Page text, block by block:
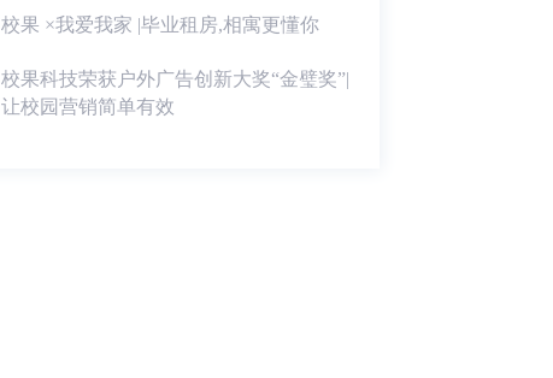
校果 ×我爱我家 |毕业租房,相寓更懂你
校果科技荣获户外广告创新大奖“金璧奖”|
让校园营销简单有效